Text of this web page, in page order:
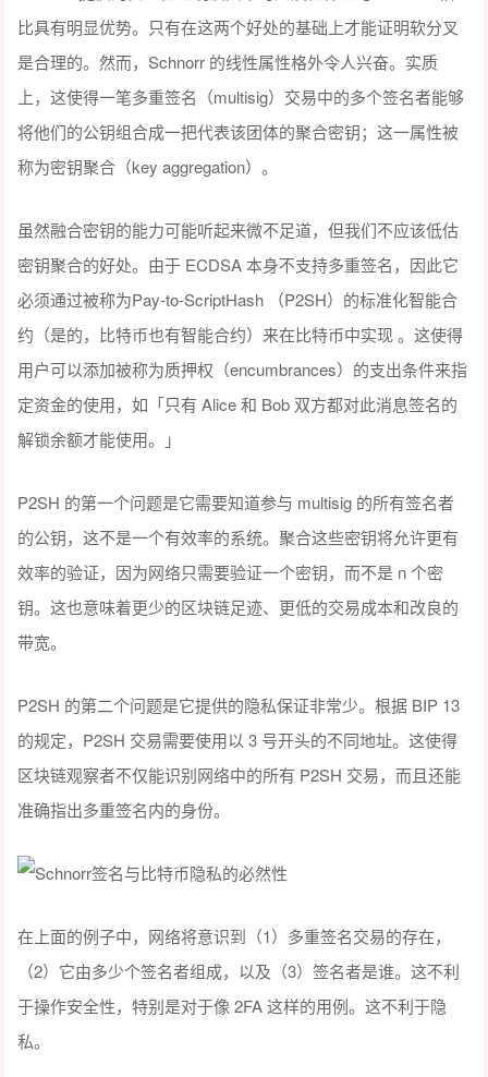
比具有明显优势。只有在这两个好处的基础上才能证明软分叉
是合理的。然而，Schnorr 的线性属性格外令人兴奋。实质
上，这使得一笔多重签名（multisig）交易中的多个签名者能够
将他们的公钥组合成一把代表该团体的聚合密钥；这一属性被
称为密钥聚合（key aggregation）。
虽然融合密钥的能力可能听起来微不足道，但我们不应该低估
密钥聚合的好处。由于 ECDSA 本身不支持多重签名，因此它
必须通过被称为Pay-to-ScriptHash （P2SH）的标准化智能合
约（是的，比特币也有智能合约）来在比特币中实现 。这使得
用户可以添加被称为质押权（encumbrances）的支出条件来指
定资金的使用，如「只有 Alice 和 Bob 双方都对此消息签名的
解锁余额才能使用。」
P2SH 的第一个问题是它需要知道参与 multisig 的所有签名者
的公钥，这不是一个有效率的系统。聚合这些密钥将允许更有
效率的验证，因为网络只需要验证一个密钥，而不是 n 个密
钥。这也意味着更少的区块链足迹、更低的交易成本和改良的
带宽。
P2SH 的第二个问题是它提供的隐私保证非常少。根据 BIP 13
的规定，P2SH 交易需要使用以 3 号开头的不同地址。这使得
区块链观察者不仅能识别网络中的所有 P2SH 交易，而且还能
准确指出多重签名内的身份。
在上面的例子中，网络将意识到（1）多重签名交易的存在，
（2）它由多少个签名者组成，以及（3）签名者是谁。这不利
于操作安全性，特别是对于像 2FA 这样的用例。这不利于隐
私。